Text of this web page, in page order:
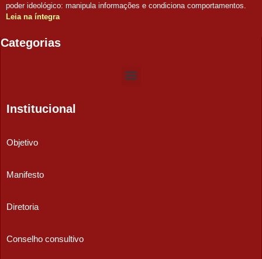
poder ideológico: manipula informações e condiciona comportamentos.
Leia na íntegra
Categorias
Institucional
Objetivo
Manifesto
Diretoria
Conselho consultivo